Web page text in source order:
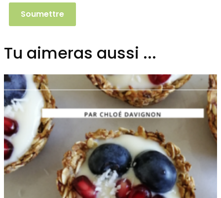
Tu aimeras aussi ...